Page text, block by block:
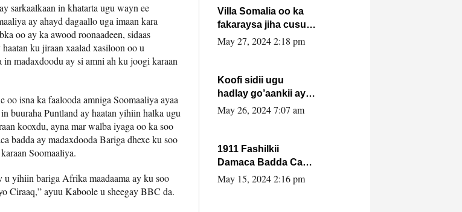
sarkaalkaan in khatarta ugu wayn ee
ay ahayd dagaallo uga imaan kara
oo ay ka awood roonaadeen, sidaas
haatan ku jiraan xaalad xasiloon oo u
in madaxdoodu ay si amni ah ku joogi karaan
oo isna ka faalooda amniga Soomaaliya ayaa
buuraha Puntland ay haatan yihiin halka ugu
kooxdu, ayna mar walba iyaga oo ka soo
badda ay madaxdooda Bariga dhexe ku soo
Soomaaliya.
u yihiin bariga Afrika maadaama ay ku soo
Ciraaq,” ayuu Kaboole u sheegay BBC da.
Villa Somalia oo ka
fakaraysa jiha cusub
oo siyaasadeed !!
May 27, 2024 2:18 pm
Koofi sidii ugu
hadlay go’aankii ay
ka gaartay
May 26, 2024 7:07 am
1911 Fashilkii
Damaca Badda Cas
ee Lij Iyasu Iyo Kan
May 15, 2024 2:16 pm